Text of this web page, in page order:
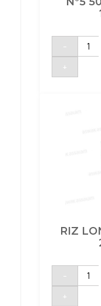
-
quantité
500G
+
RIZ
-
quantité
RIZ
+